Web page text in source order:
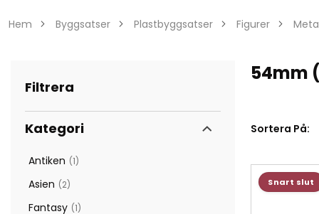
hem byggsatser plastbyggsatser figurer
54mm
Sortera På:
Snart slut
Filtrera
Kategori
Antiken 1
artikel
Asien 2
artiklar
Fantasy 1